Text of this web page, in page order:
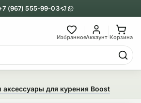
(967) 555-99-03
ИзбранноеАккаунт Корзина
Главное
Трубки
Назад
аксессуары для курения Boost